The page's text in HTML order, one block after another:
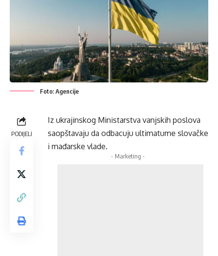
Foto: Agencije
PODIJELI
Iz ukrajinskog Ministarstva vanjskih poslova
saopštavaju da odbacuju ultimatume slovačke
i mađarske vlade.
- Marketing -